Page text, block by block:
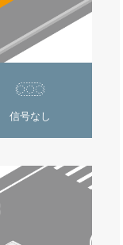
信号なし